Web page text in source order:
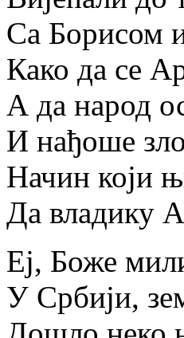
Са Борисом
Како да се
А да народ
И нађоше
Начин који
Да владику
Еј, Боже
У Србији,